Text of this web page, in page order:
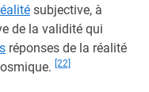
subjective, à
de la validité qui
réponses de la réalité
[22]